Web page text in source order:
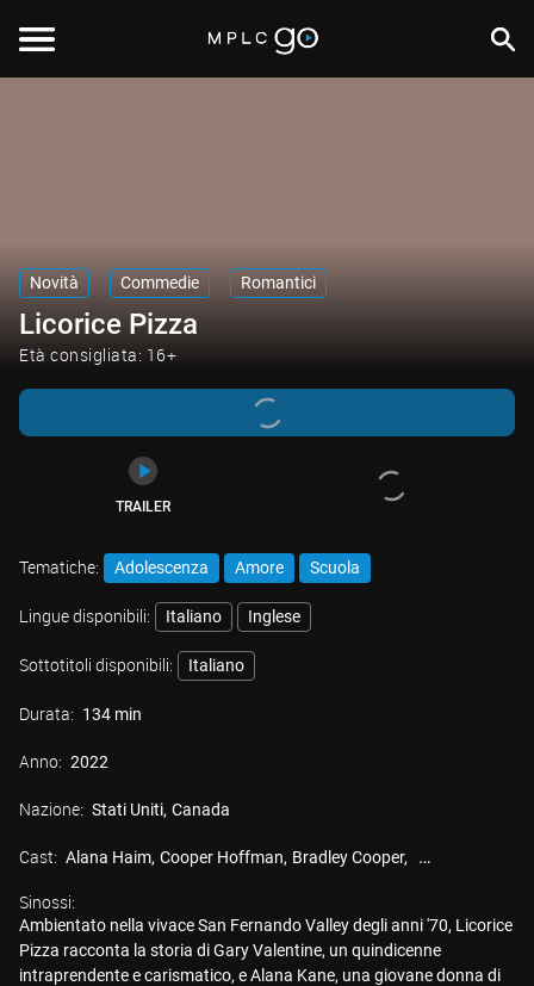
Novità Commedie Romantici
Licorice Pizza
Età consigliata: 16+
TRAILER
Tematiche: Adolescenza Amore Scuola
Lingue disponibili: Italiano Inglese
Sottotitoli disponibili: Italiano
Durata: 134 min
Anno: 2022
Nazione: Stati Uniti Canada
Cast: Alana Haim Cooper Hoffman Bradley Cooper Sean Penn
Sinossi:
Ambientato nella vivace San Fernando Valley degli anni '70, Licorice
Pizza racconta la storia di Gary Valentine, un quindicenne
intraprendente e carismatico, e Alana Kane, una giovane donna di